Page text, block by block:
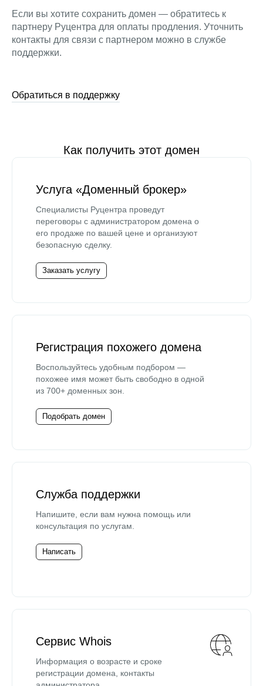
Если вы хотите сохранить домен — обратитесь к
партнеру Руцентра для оплаты продления. Уточнить
контакты для связи с партнером можно в службе
поддержки.
Обратиться в поддержку
Как получить этот домен
Услуга «Доменный брокер»
Специалисты Руцентра проведут
переговоры с администратором домена о
его продаже по вашей цене и организуют
безопасную сделку.
Заказать услугу
Регистрация похожего домена
Воспользуйтесь удобным подбором —
похожее имя может быть свободно в одной
из 700+ доменных зон.
Подобрать домен
Служба поддержки
Напишите, если вам нужна помощь или
консультация по услугам.
Написать
Сервис Whois
Информация о возрасте и сроке
регистрации домена, контакты